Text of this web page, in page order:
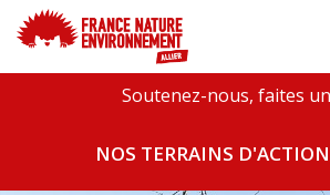
Soutenez-nous, faites
NOS TERRAINS D'ACTION